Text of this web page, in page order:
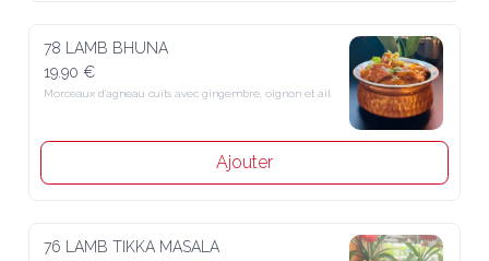
78 LAMB BHUNA
19.90 €
Morceaux d’agneau cuits avec gingembre, oignon et ail
Ajouter
76 LAMB TIKKA MASALA